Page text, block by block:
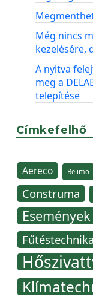
Még nincs
kezelésére,
A nyitva
meg a
telepítése
Címkefelhő
Aereco Belimo
Construma
Események
Fűtéstechnika